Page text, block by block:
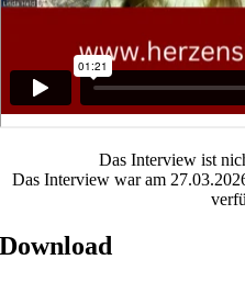
Das Interview ist
Das Interview war am
Download